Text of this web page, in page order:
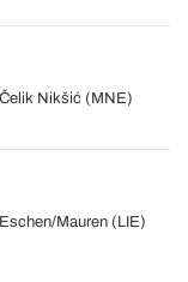
Čelik Nikšić (MNE)
Eschen/Mauren (LIE)